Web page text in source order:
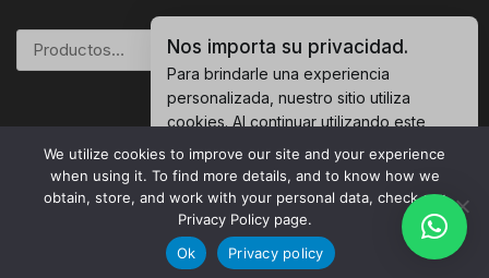
BUSCAR
© 2026 Herrametal | Política de Privacidad
Nos importa su privacidad.
Para brindarle una experiencia
personalizada, nuestro sitio utiliza
cookies. Al continuar utilizando este
sitio, usted acepta nuestras
política de
cookies.
Accept Cookies
We utilize cookies to improve our site and your experience
when using it. To find more details, and to know how we
obtain, store, and work with your personal data, check our
Privacy Policy page.
Ok
Privacy policy